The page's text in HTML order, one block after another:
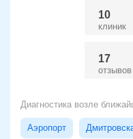
10
клиник
17
отзывов
Диагностика возле
Аэропорт